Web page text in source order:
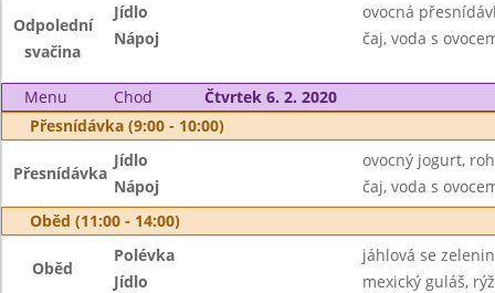
Odpolední
svačina
Jídlo
ovocná
Nápoj
čaj, voda s
Menu Chod
Čtvrtek 6. 2. 2020
Přesnídávka (9:00 - 10:00)
Přesnídávka
Jídlo
ovocný jogurt,
Nápoj
čaj, voda s
Oběd (11:00 - 14:00)
Oběd
Polévka
jáhlová se
Jídlo
mexický guláš,